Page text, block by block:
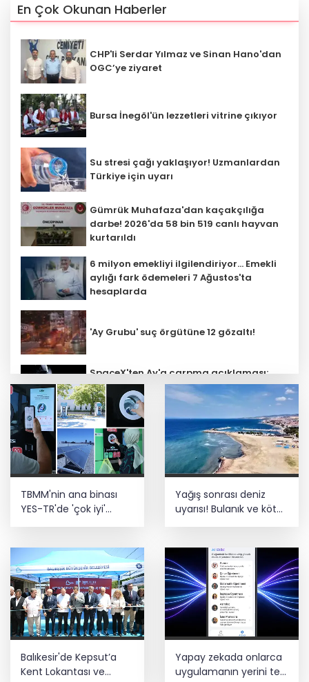
En Çok Okunan Haberler
CHP'li Serdar Yılmaz ve Sinan Hano'dan
OGC’ye ziyaret
Bursa İnegöl'ün lezzetleri vitrine çıkıyor
Su stresi çağı yaklaşıyor! Uzmanlardan
Türkiye için uyarı
Gümrük Muhafaza'dan kaçakçılığa
darbe! 2026'da 58 bin 519 canlı hayvan
kurtarıldı
6 milyon emekliyi ilgilendiriyor... Emekli
aylığı fark ödemeleri 7 Ağustos'ta
hesaplarda
'Ay Grubu' suç örgütüne 12 gözaltı!
SpaceX'ten Ay'a çarpma açıklaması:
Sorumlu uzay operasyonları için
çalışıyoruz
Bozcaada mercan resifleri için koruma
seferberliği... 180 deniz canlısı türü kayıt
altına alındı
Türk F-16'ları NATO görevi için
Estonya'da... MSB yerli savunma
sistemleriyle güçleniyor
ediyor... Hudutlarda 490 kişi yakalandı
TBMM'nin ana binası
YES-TR'de 'çok iyi'
Yağış sonrası deniz
uyarısı! Bulanık ve kötü
Balıkesir'de Kepsut’a
Kent Lokantası ve
Yapay zekada onlarca
uygulamanın yerini tek